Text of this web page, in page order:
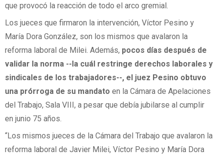
que provocó la reacción de todo el arco gremial.
Los jueces que firmaron la intervención, Víctor Pesino y
María Dora González, son los mismos que avalaron la
reforma laboral de Milei. Además, pocos días después de
validar la norma --la cuál restringe derechos laborales y
sindicales de los trabajadores--, el juez Pesino obtuvo
una prórroga de su mandato en la Cámara de Apelaciones
del Trabajo, Sala VIII, a pesar que debía jubilarse al cumplir
en junio 75 años.
“Los mismos jueces de la Cámara del Trabajo que avalaron la
reforma laboral de Javier Milei, Víctor Pesino y María Dora